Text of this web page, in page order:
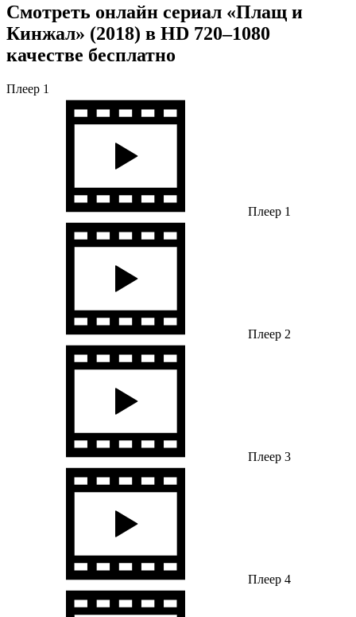
Смотреть онлайн сериал «Плащ и
Кинжал» (2018) в HD 720–1080
качестве бесплатно
Плеер 1
Плеер 1
Плеер 2
Плеер 3
Плеер 4